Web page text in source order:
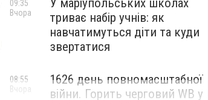
У маріупольських школах
триває набір учнів: як
навчатимуться діти та куди
звертатися
09:35
Вчора
1626 день повномасштабної
війни. Горить черговий WB у
08:55
Вчора